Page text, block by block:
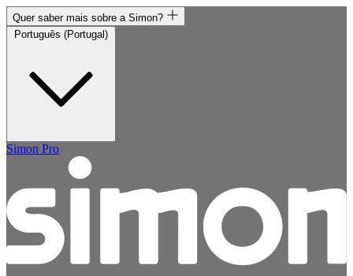
Quer saber mais sobre a Simon?
Simon Pro